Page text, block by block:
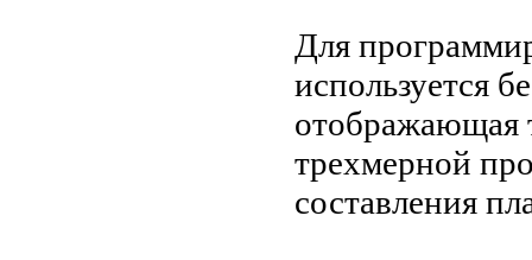
Для
используется
отображающая
трехмерной
составления